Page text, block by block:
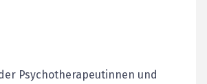
Psychotherapeutinnen und